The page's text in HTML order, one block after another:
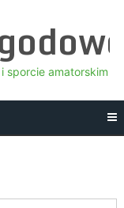
sporcie amatorskim